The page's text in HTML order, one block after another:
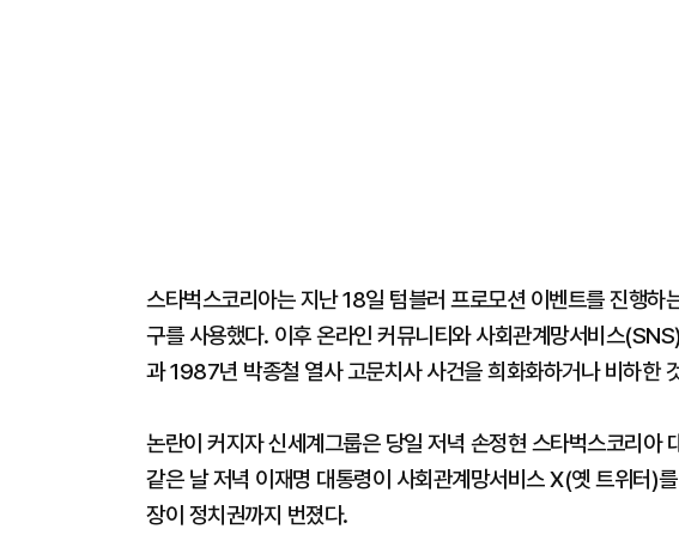
스타벅스코리아는 지난 18일 텀블러 프로모션 이벤트를 진행하
구를 사용했다. 이후 온라인 커뮤니티와 사회관계망서비스
과 1987년 박종철 열사 고문치사 사건을 희화화하거나 비하한
논란이 커지자 신세계그룹은 당일 저녁 손정현 스타벅스코리아
같은 날 저녁 이재명 대통령이 사회관계망서비스 X(옛 트위터)
장이 정치권까지 번졌다.